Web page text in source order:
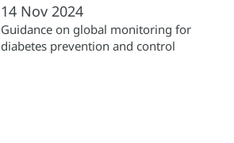
14 Nov 2024
Guidance on global monitoring for
diabetes prevention and control